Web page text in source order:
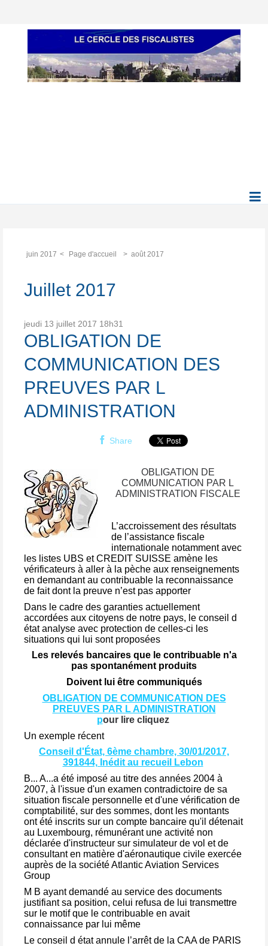
juin 2017 Page d'accueil août 2017
Juillet 2017
jeudi 13 juillet 2017 18h31
OBLIGATION DE
COMMUNICATION DES
PREUVES PAR L
ADMINISTRATION
Share
OBLIGATION DE
COMMUNICATION PAR L
ADMINISTRATION FISCALE
L’accroissement des résultats
de l’assistance fiscale
internationale notamment avec
les listes UBS et CREDIT SUISSE amène les
vérificateurs à aller à la pèche aux renseignements
en demandant au contribuable la reconnaissance
de fait dont la preuve n’est pas apporter
Dans le cadre des garanties actuellement
accordées aux citoyens de notre pays, le conseil d
état analyse avec protection de celles-ci les
situations qui lui sont proposées
Les relevés bancaires que le contribuable n'a
pas spontanément produits
Doivent lui être communiqués
OBLIGATION DE COMMUNICATION DES
PREUVES PAR L ADMINISTRATION
pour lire cliquez
Un exemple récent
Conseil d'État, 6ème chambre, 30/01/2017,
391844, Inédit au recueil Lebon
B... A...a été imposé au titre des années 2004 à
2007, à l'issue d'un examen contradictoire de sa
situation fiscale personnelle et d'une vérification de
comptabilité, sur des sommes, dont les montants
ont été inscrits sur un compte bancaire qu'il détenait
au Luxembourg, rémunérant une activité non
déclarée d'instructeur sur simulateur de vol et de
consultant en matière d'aéronautique civile exercée
auprès de la société Atlantic Aviation Services
Group
M B ayant demandé au service des documents
justifiant sa position, celui refusa de lui transmettre
sur le motif que le contribuable en avait
connaissance par lui même
Le conseil d état annule l’arrêt de la CAA de PARIS